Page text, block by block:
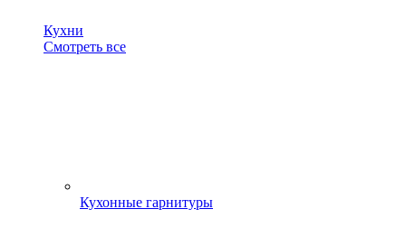
Кухни
Смотреть все
Кухонные гарнитуры